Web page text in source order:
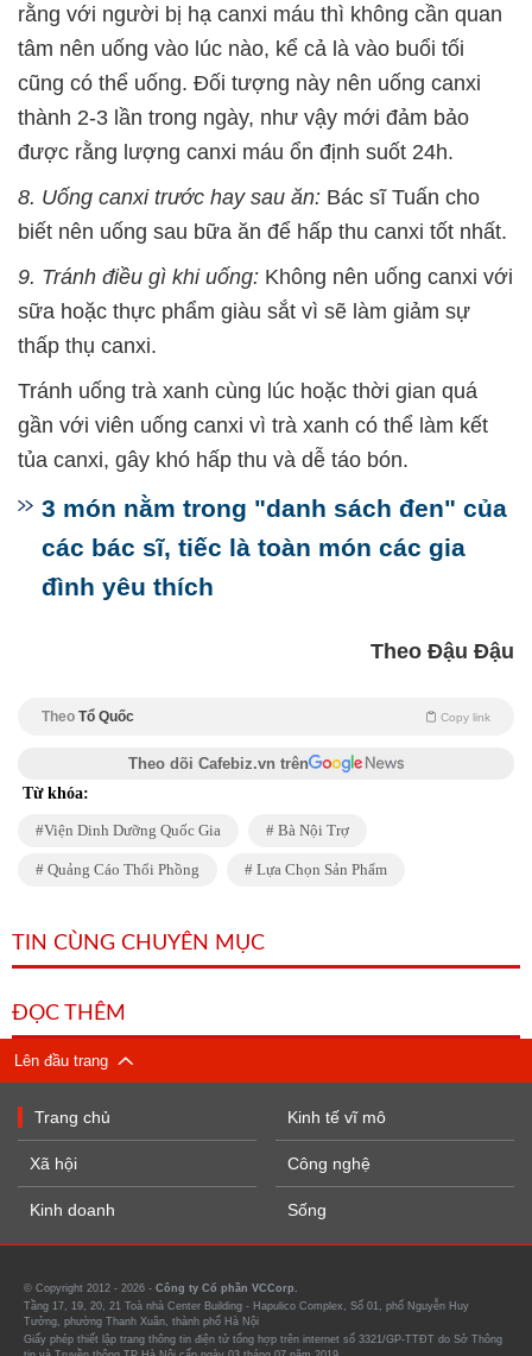
rằng với người bị hạ canxi máu thì không cần quan
tâm nên uống vào lúc nào, kể cả là vào buổi tối
cũng có thể uống. Đối tượng này nên uống canxi
thành 2-3 lần trong ngày, như vậy mới đảm bảo
được rằng lượng canxi máu ổn định suốt 24h.
8. Uống canxi trước hay sau ăn: Bác sĩ Tuấn cho
biết nên uống sau bữa ăn để hấp thu canxi tốt nhất.
9. Tránh điều gì khi uống: Không nên uống canxi với
sữa hoặc thực phẩm giàu sắt vì sẽ làm giảm sự
thấp thụ canxi.
Tránh uống trà xanh cùng lúc hoặc thời gian quá
gần với viên uống canxi vì trà xanh có thể làm kết
tủa canxi, gây khó hấp thu và dễ táo bón.
3 món nằm trong "danh sách đen" của
các bác sĩ, tiếc là toàn món các gia
đình yêu thích
Theo Đậu Đậu
Theo Tổ Quốc Copy link
Theo dõi Cafebiz.vn trên
Từ khóa:
Viện Dinh Dưỡng Quốc Gia Bà Nội Trợ
Quảng Cáo Thổi Phồng Lựa Chọn Sản Phẩm
TIN CÙNG CHUYÊN MỤC
ĐỌC THÊM
Lên đầu trang
Trang chủ
Xã hội
Kinh doanh
Kinh tế vĩ mô
Công nghệ
Sống
© Copyright 2012 - 2026 - Công ty Cổ phần VCCorp.
Tầng 17, 19, 20, 21 Toà nhà Center Building - Hapulico Complex, Số 01, phố Nguyễn Huy
Tưởng, phường Thanh Xuân, thành phố Hà Nội
Giấy phép thiết lập trang thông tin điện tử tổng hợp trên internet số 3321/GP-TTĐT do Sở Thông